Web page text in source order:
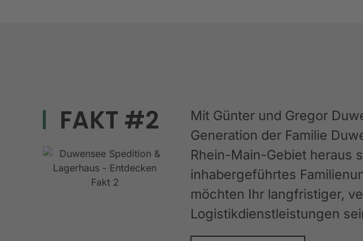
FAKT #2
Mit Günter und Gregor
Generation der Familie
Rhein-Main-Gebiet heraus
inhabergeführtes
möchten Ihr langfristiger,
Logistikdienstleistungen